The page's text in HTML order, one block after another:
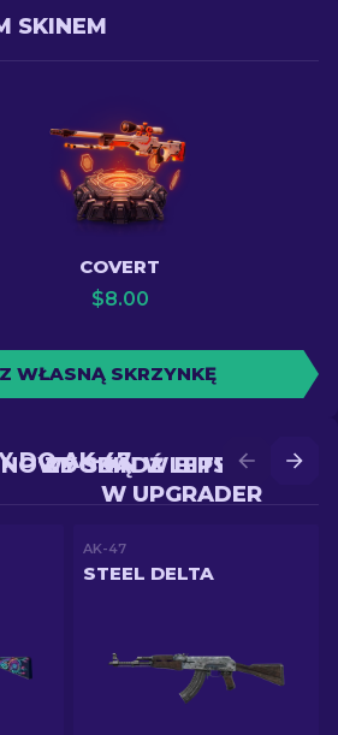
SKINEM
COVERT
$8.00
WŁASNĄ SKRZYNKĘ
ZDOBĄDŹ LEPSZY SKIN
W UPGRADER
SKIN W BITWIE
DO AK-47
AK-47
STEEL DELTA